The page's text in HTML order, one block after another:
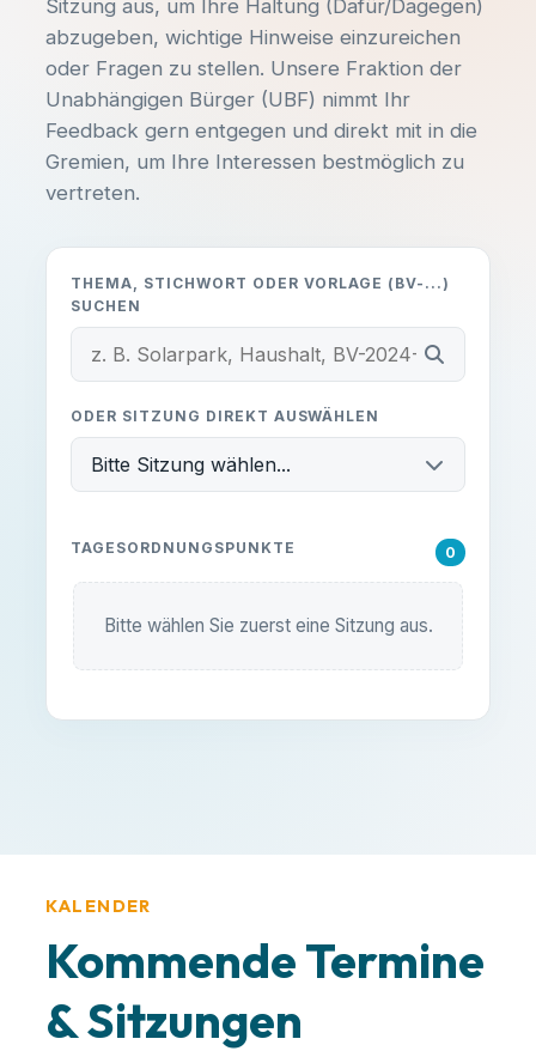
Sitzung aus, um Ihre Haltung (Dafür/Dagegen)
abzugeben, wichtige Hinweise einzureichen
oder Fragen zu stellen. Unsere Fraktion der
Unabhängigen Bürger (UBF) nimmt Ihr
Feedback gern entgegen und direkt mit in die
Gremien, um Ihre Interessen bestmöglich zu
vertreten.
THEMA, STICHWORT ODER VORLAGE (BV-...)
SUCHEN
ODER SITZUNG DIREKT AUSWÄHLEN
Bitte Sitzung wählen...
TAGESORDNUNGSPUNKTE 0
Bitte wählen Sie zuerst eine Sitzung aus.
KALENDER
Kommende Termine
& Sitzungen
KATEGORIE
Veranstaltungstitel
-
-
Spielplatz um die Ecke, neue
Radwege und die Entwicklung unserer
Sängerstadt. Bei uns engagieren sich
Bürger für Bürger – ganz ohne
Parteibuch, Fraktionszwang oder
ideologische Vorgaben.
Egal ob du dich aktiv einbringen
Themen hast oder einfach nur ein
melde dich unkompliziert bei uns!
E-MAIL SCHREIBEN:
info@ub-fiwa.de